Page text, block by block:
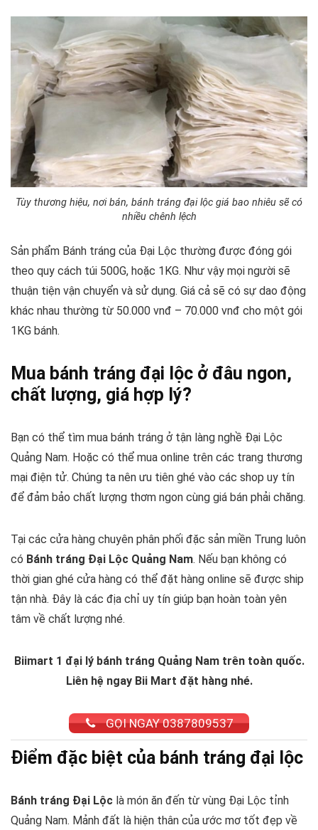
Tùy thương hiệu, nơi bán, bánh tráng đại lộc giá bao nhiêu sẽ có
nhiều chênh lệch
Sản phẩm Bánh tráng của Đại Lộc thường được đóng gói
theo quy cách túi 500G, hoặc 1KG. Như vậy mọi người sẽ
thuận tiện vận chuyển và sử dụng. Giá cả sẽ có sự dao động
khác nhau thường từ 50.000 vnđ – 70.000 vnđ cho một gói
1KG bánh.
Mua bánh tráng đại lộc ở đâu ngon,
chất lượng, giá hợp lý?
Bạn có thể tìm mua bánh tráng ở tận làng nghề Đại Lộc
Quảng Nam. Hoặc có thể mua online trên các trang thương
mại điện tử. Chúng ta nên ưu tiên ghé vào các shop uy tín
để đảm bảo chất lượng thơm ngon cùng giá bán phải chăng.
Tại các cửa hàng chuyên phân phối đặc sản miền Trung luôn
có Bánh tráng Đại Lộc Quảng Nam. Nếu bạn không có
thời gian ghé cửa hàng có thể đặt hàng online sẽ được ship
tận nhà. Đây là các địa chỉ uy tín giúp bạn hoàn toàn yên
tâm về chất lượng nhé.
Biimart 1 đại lý bánh tráng Quảng Nam trên toàn quốc.
Liên hệ ngay Bii Mart đặt hàng nhé.
GỌI NGAY 0387809537
Điểm đặc biệt của bánh tráng đại lộc
Bánh tráng Đại Lộc là món ăn đến từ vùng Đại Lộc tỉnh
Quảng Nam. Mảnh đất là hiện thân của ước mơ tốt đẹp về